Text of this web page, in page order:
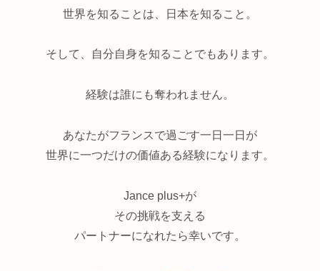
世界を知ることは、日本を知ること。
そして、自分自身を知ることでもあります。
経験は誰にも奪われません。
あなたがフランスで過ごす一日一日が
世界に一つだけの価値ある経験になります。
Jance plus+が
その挑戦を支える
パートナーになれたら幸いです。